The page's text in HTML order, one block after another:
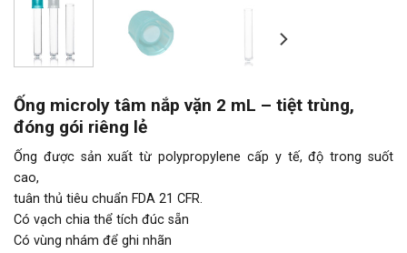
Ống microly tâm nắp vặn 2 mL – tiệt trùng,
đóng gói riêng lẻ
Ống được sản xuất từ polypropylene cấp y tế, độ trong suốt
cao,
tuân thủ tiêu chuẩn FDA 21 CFR.
Có vạch chia thể tích đúc sẵn
Có vùng nhám để ghi nhãn